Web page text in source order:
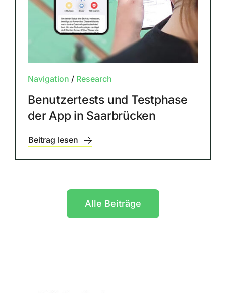
Navigation / Research
Benutzertests und Testphase
der App in Saarbrücken
Beitrag lesen
Alle Beiträge